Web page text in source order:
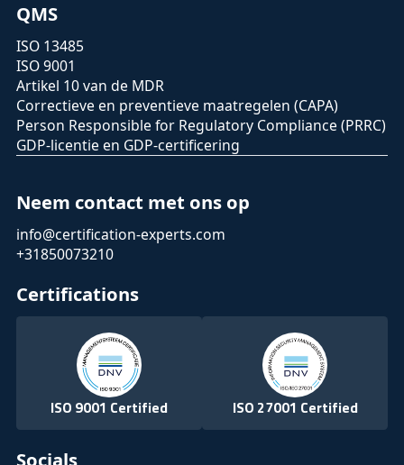
QMS
ISO 13485
ISO 9001
Artikel 10 van de MDR
Correctieve en preventieve maatregelen (CAPA)
Person Responsible for Regulatory Compliance (PRRC)
GDP-licentie en GDP-certificering
Neem contact met ons op
info@certification-experts.com
+31850073210
Certifications
ISO 9001 Certified ISO 27001 Certified
Socials